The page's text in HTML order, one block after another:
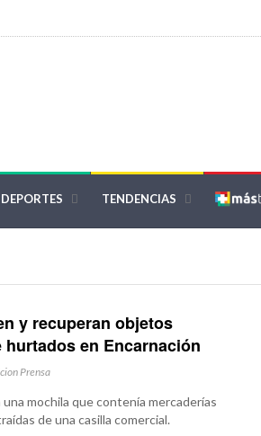
DEPORTES TENDENCIAS
y recuperan objetos
hurtados en Encarnación
Prensa
mochila que contenía mercaderías
de una casilla comercial.